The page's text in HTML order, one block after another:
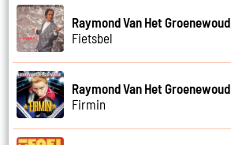
Raymond Van Het Groenewoud
Fietsbel
Raymond Van Het Groenewoud
Firmin